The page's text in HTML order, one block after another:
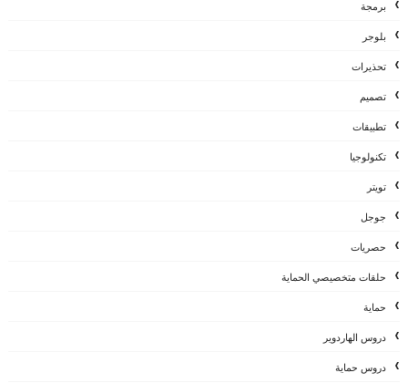
برمجة
بلوجر
تحذيرات
تصميم
تطبيقات
تكنولوجيا
تويتر
جوجل
حصريات
حلقات متخصيصي الحماية
حماية
دروس الهاردوير
دروس حماية